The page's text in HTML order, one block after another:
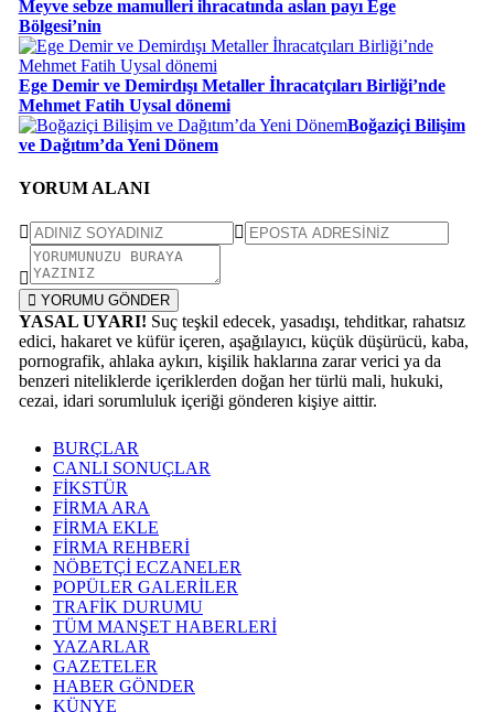
Meyve sebze mamulleri ihracatında aslan payı Ege
Bölgesi’nin
Ege Demir ve Demirdışı Metaller İhracatçıları Birliği’nde
Mehmet Fatih Uysal dönemi
Boğaziçi Bilişim
ve Dağıtım’da Yeni Dönem
YORUM ALANI
YORUMU GÖNDER
YASAL UYARI! Suç teşkil edecek, yasadışı, tehditkar, rahatsız
edici, hakaret ve küfür içeren, aşağılayıcı, küçük düşürücü, kaba,
pornografik, ahlaka aykırı, kişilik haklarına zarar verici ya da
benzeri niteliklerde içeriklerden doğan her türlü mali, hukuki,
cezai, idari sorumluluk içeriği gönderen kişiye aittir.
BURÇLAR
CANLI SONUÇLAR
FİKSTÜR
FİRMA ARA
FİRMA EKLE
FİRMA REHBERİ
NÖBETÇİ ECZANELER
POPÜLER GALERİLER
TRAFİK DURUMU
TÜM MANŞET HABERLERİ
YAZARLAR
GAZETELER
HABER GÖNDER
KÜNYE